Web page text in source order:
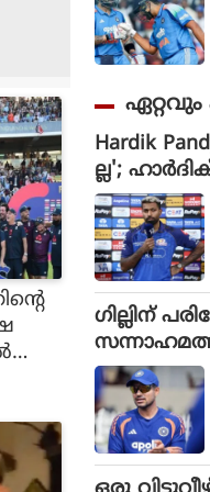
കൈഫ്
Hardik
ല്ല';
ൻ?
ഗില്ലിന്
ന്ത്യക്ക്